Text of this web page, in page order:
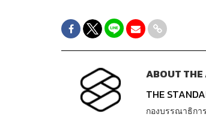
ABOUT THE
THE
กองบรรณาธิกา